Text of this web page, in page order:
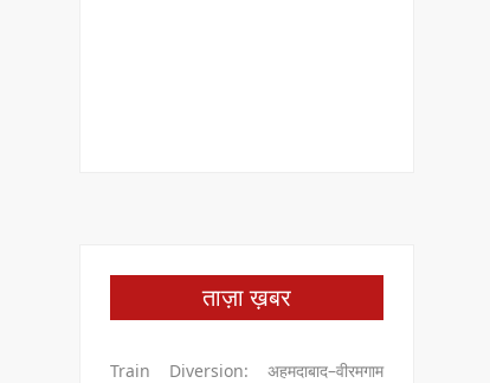
ताज़ा ख़बर
Train Diversion: अहमदाबाद–वीरमगाम